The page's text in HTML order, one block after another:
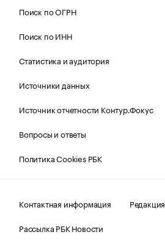
Поиск по ОГРН
Поиск по ИНН
Статистика и аудитория
Источники данных
Источник отчетности Контур.Фокус
Вопросы и ответы
Политика Cookies РБК
Контактная информация
Редакция
Рассылка РБК Новости